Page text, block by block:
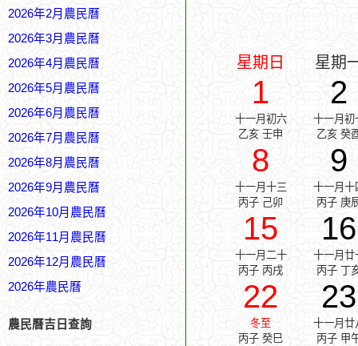
2026年2月農民曆
2026年3月農民曆
2026年4月農民曆
2026年5月農民曆
2026年6月農民曆
2026年7月農民曆
2026年8月農民曆
2026年9月農民曆
2026年10月農民曆
2026年11月農民曆
2026年12月農民曆
2026年農民曆
農民曆吉日查詢
星期日 星期
1
十一月初六
乙亥 壬申
2
十一月初
乙亥 癸
8
十一月十三
丙子 己卯
9
十一月十
丙子 庚
15
十一月二十
丙子 丙戌
16
十一月廿
丙子 丁
22
冬至
丙子 癸巳
23
十一月廿
丙子 甲